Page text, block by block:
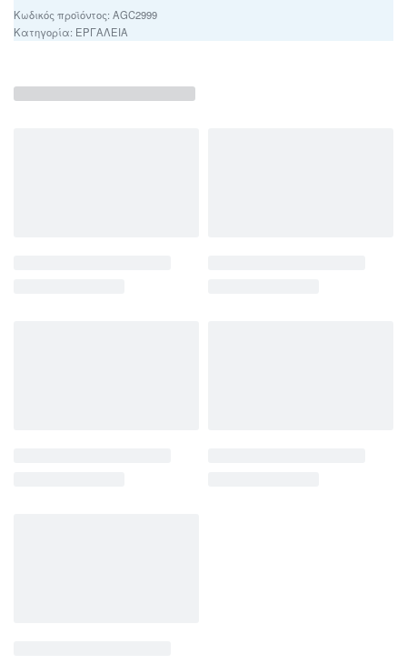
AGC2999
Κατηγορία: ΕΡΓΑΛΕΙΑ